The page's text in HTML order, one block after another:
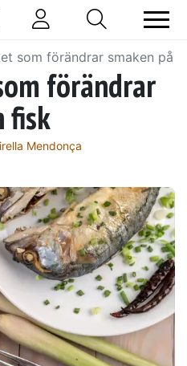
som förändrar smaken på
förändrar
fisk
Mendonça